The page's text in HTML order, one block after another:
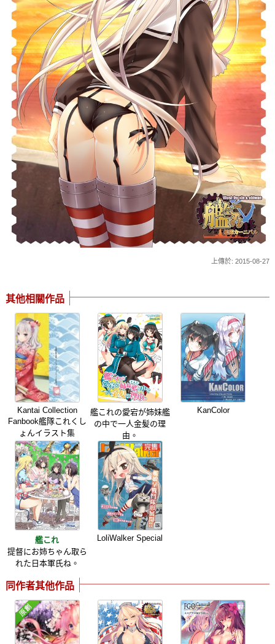
上傳於: 2015-08-27
其他相關作品
Kantai Collection
Fanbook艦隊これくし
ょんイラスト集
艦これの愛宕が姉妹艦
の中で一人金髪の理
由。
KanColor
艦これ
提督にお姉ちゃん取ら
れた日本軍氏ね。
LoliWalker Special
同作者其他作品